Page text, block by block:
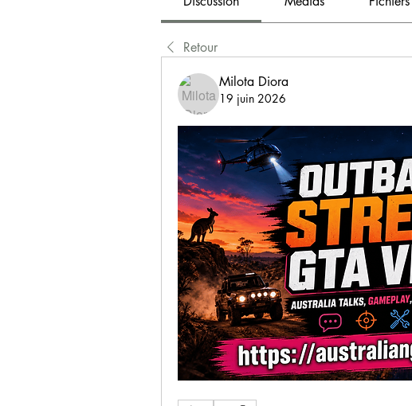
Retour
Milota Diora
19 juin 2026